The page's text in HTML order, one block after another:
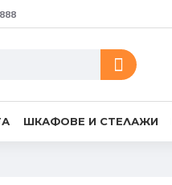
ШКАФОВЕ И СТЕЛАЖИ